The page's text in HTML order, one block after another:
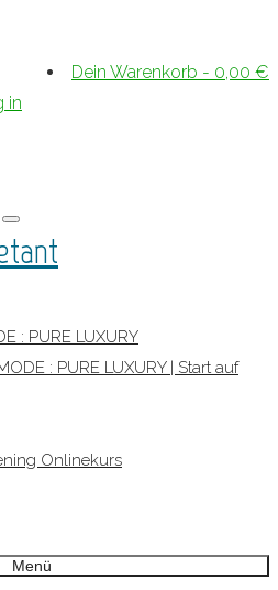
in
Dein Warenkorb - 0,00 €
: PURE LUXURY
: PURE LUXURY | Start auf
Onlinekurs
Menü